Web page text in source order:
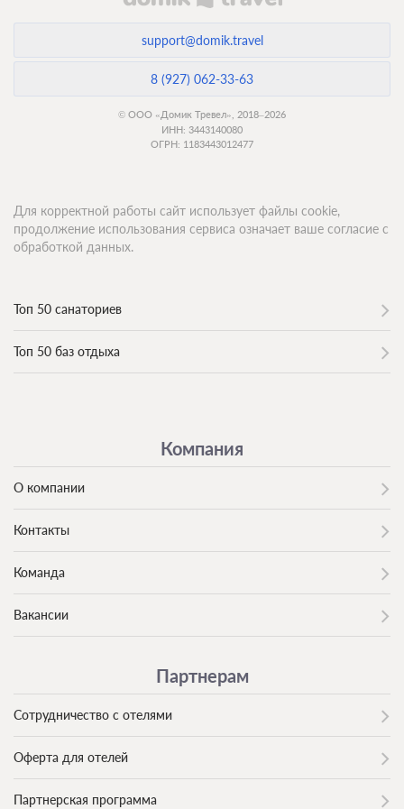
support@domik.travel
8 (927) 062-33-63
© ООО «Домик Тревел», 2018–2026
ИНН: 3443140080
ОГРН: 1183443012477
Топ 50 санаториев
Топ 50 баз отдыха
Компания
О компании
Контакты
Команда
Вакансии
Партнерам
Сотрудничество с отелями
Оферта для отелей
Партнерская программа
Для корректной работы сайт использует файлы cookie,
продолжение использования сервиса означает ваше согласие с
обработкой данных.